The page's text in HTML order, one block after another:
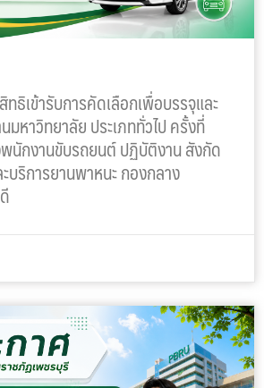
ธิเข้ารับการคัดเลือกเพื่อบรรจุและ
หาวิทยาลัย ประเภททั่วไป ครั้งที่
กงานขับรถยนต์ ปฏิบัติงาน สังกัด
ริการยานพาหนะ กองกลาง